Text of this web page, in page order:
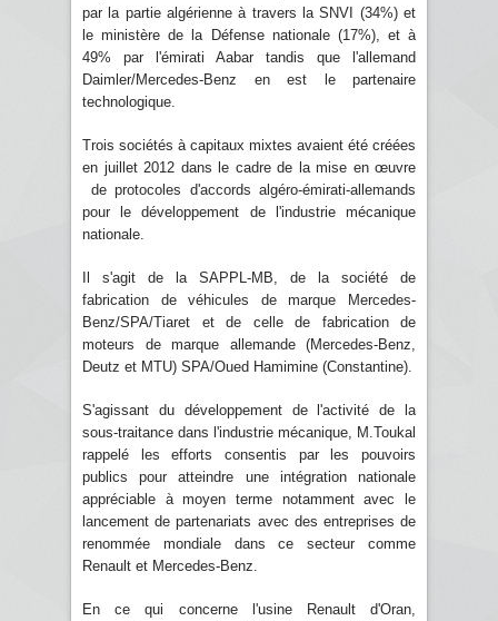
par la partie algérienne à travers la SNVI (34%) et
le ministère de la Défense nationale (17%), et à
49% par l'émirati Aabar tandis que l'allemand
Daimler/Mercedes-Benz en est le partenaire
technologique.
Trois sociétés à capitaux mixtes avaient été créées
en juillet 2012 dans le cadre de la mise en œuvre
de protocoles d'accords algéro-émirati-allemands
pour le développement de l'industrie mécanique
nationale.
Il s'agit de la SAPPL-MB, de la société de
fabrication de véhicules de marque Mercedes-
Benz/SPA/Tiaret et de celle de fabrication de
moteurs de marque allemande (Mercedes-Benz,
Deutz et MTU) SPA/Oued Hamimine (Constantine).
S'agissant du développement de l'activité de la
sous-traitance dans l'industrie mécanique, M.Toukal
rappelé les efforts consentis par les pouvoirs
publics pour atteindre une intégration nationale
appréciable à moyen terme notamment avec le
lancement de partenariats avec des entreprises de
renommée mondiale dans ce secteur comme
Renault et Mercedes-Benz.
En ce qui concerne l'usine Renault d'Oran,